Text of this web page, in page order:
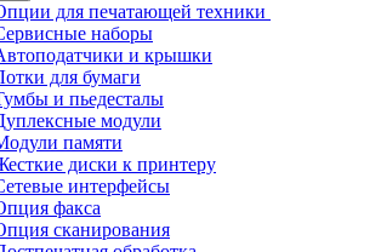
для печатающей техники
наборы
и крышки
для бумаги
и пьедесталы
модули
памяти
диски к принтеру
интерфейсы
факса
сканирования